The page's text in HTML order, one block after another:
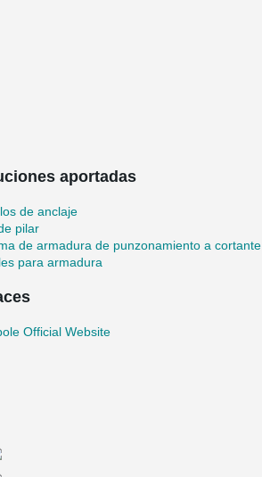
aportadas
de anclaje
pilar
de armadura de punzonamiento a cortante
para armadura
Official Website